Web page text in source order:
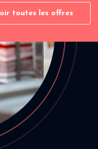
toutes les offres